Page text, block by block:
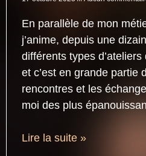
En parallèle de mon
j’anime, depuis une
différents types
et c’est en grande partie
rencontres et les
moi des plus
Lire la suite »